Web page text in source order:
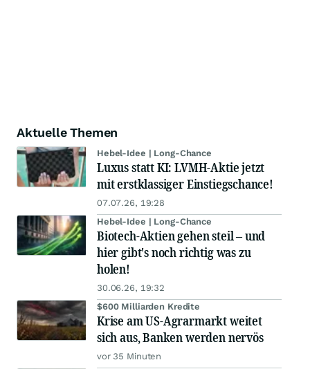
Aktuelle Themen
Hebel-Idee | Long-Chance
Luxus statt KI: LVMH-Aktie jetzt
mit erstklassiger Einstiegschance!
07.07.26, 19:28
Hebel-Idee | Long-Chance
Biotech-Aktien gehen steil – und
hier gibt's noch richtig was zu
holen!
30.06.26, 19:32
$600 Milliarden Kredite
Krise am US-Agrarmarkt weitet
sich aus, Banken werden nervös
vor 35 Minuten